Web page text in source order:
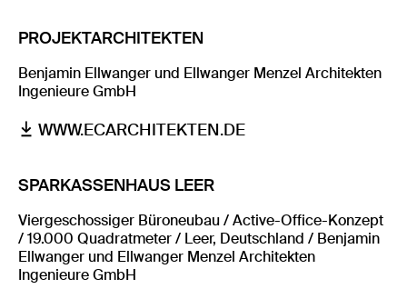
PROJEKTARCHITEKTEN
Benjamin Ellwanger und Ellwanger Menzel Architekten
Ingenieure GmbH
WWW.ECARCHITEKTEN.DE
SPARKASSENHAUS LEER
Viergeschossiger Büroneubau / Active-Office-Konzept
/ 19.000 Quadratmeter / Leer, Deutschland / Benjamin
Ellwanger und Ellwanger Menzel Architekten
Ingenieure GmbH